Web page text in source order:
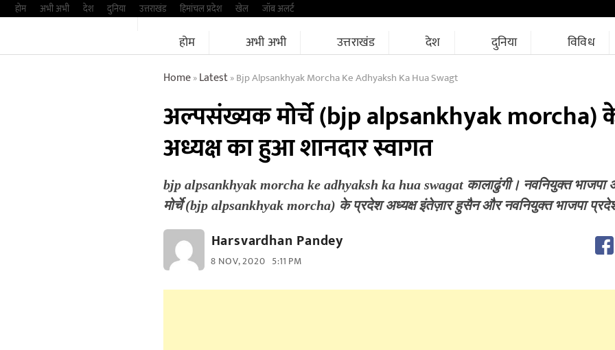
Skipहोम अभी अभी देश दुनिया उत्तराखंड हिमांचल प्रदेश खेल जॉब अलर्ट
होम अभी अभी उत्तराखंड देश दुनिया विविध
Home»Latest»Bjp Alpsankhyak Morcha Ke Adhyaksh Ka Hua Swagt
अल्पसंख्यक मोर्चे (bjp alpsankhyak morcha)
अध्यक्ष का हुआ शानदार स्वागत
bjp alpsankhyak morcha ke adhyaksh ka hua swagat कालाढुंगी। नवनियुक्त
मोर्चे (bjp alpsankhyak morcha) के प्रदेश अध्यक्ष इंतेज़ार हुसैन और नवनियुक्त भाजपा
Harsvardhan Pandey
8 NOV, 2020 5:11 PM